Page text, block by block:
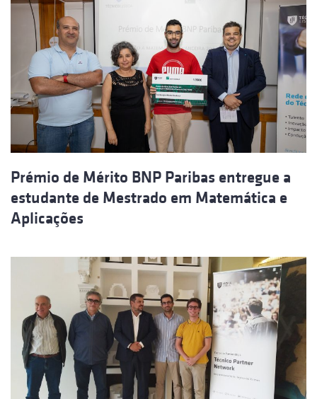
Prémio de Mérito BNP Paribas entregue a
estudante de Mestrado em Matemática e
Aplicações